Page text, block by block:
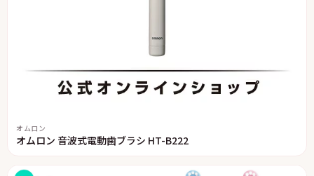
オムロン
オムロン 音波式電動歯ブラシ HT-B222